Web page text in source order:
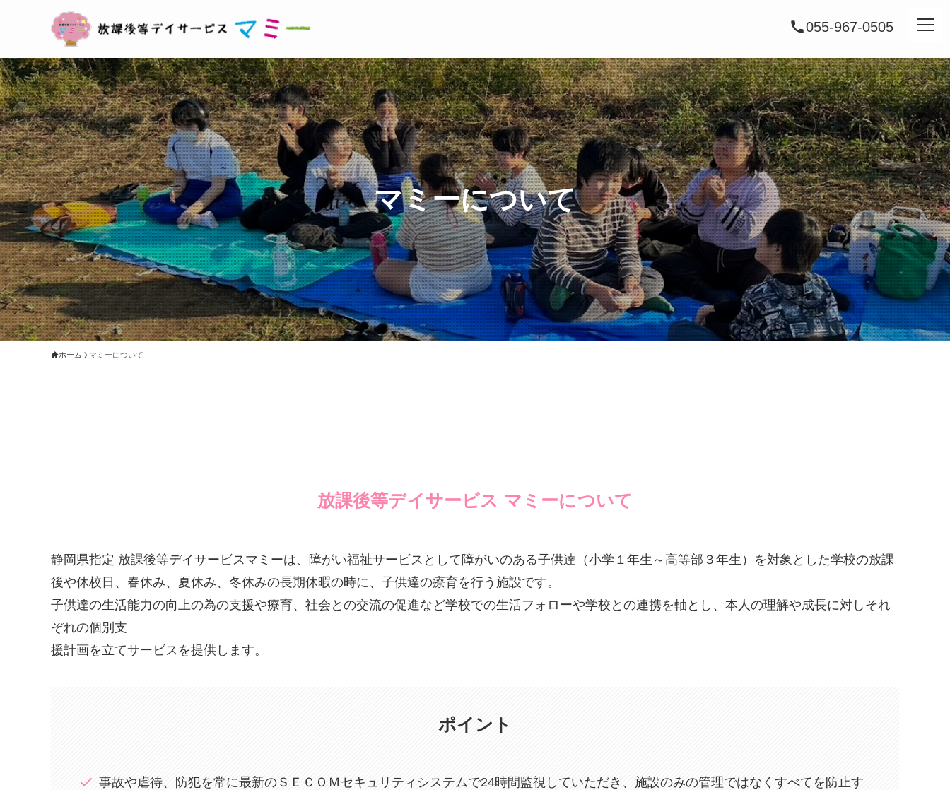
マミーについて
ホーム マミーについて
放課後等デイサービス マミーについて
静岡県指定 放課後等デイサービスマミーは、障がい福祉サービスとして障がいのある子供達（小学１年生～高等部３年生）を対象とした学校の放課
後や休校日、春休み、夏休み、冬休みの長期休暇の時に、子供達の療育を行う施設です。
子供達の生活能力の向上の為の支援や療育、社会との交流の促進など学校での生活フォローや学校との連携を軸とし、本人の理解や成長に対しそれ
ぞれの個別支
援計画を立てサービスを提供します。
ポイント
事故や虐待、防犯を常に最新のＳＥＣＯＭセキュリティシステムで24時間監視していただき、施設のみの管理ではなくすべてを防止す
055-967-0505